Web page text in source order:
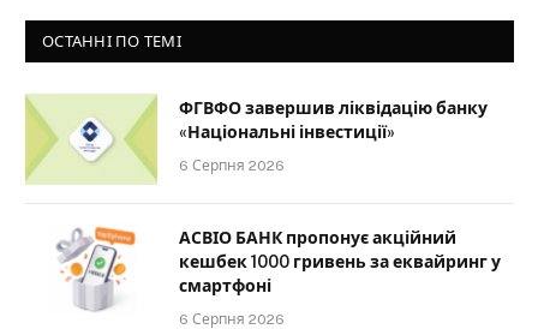
ОСТАННІ ПО ТЕМІ
ФГВФО завершив ліквідацію банку
«Національні інвестиції»
6 Серпня 2026
АСВІО БАНК пропонує акційний
кешбек 1000 гривень за еквайринг у
смартфоні
6 Серпня 2026